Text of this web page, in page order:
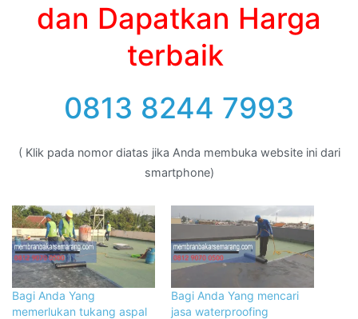
dan Dapatkan Harga
terbaik
0813 8244 7993
( Klik pada nomor diatas jika Anda membuka website ini dari
smartphone)
Bagi Anda Yang
memerlukan tukang aspal
Bagi Anda Yang mencari
jasa waterproofing